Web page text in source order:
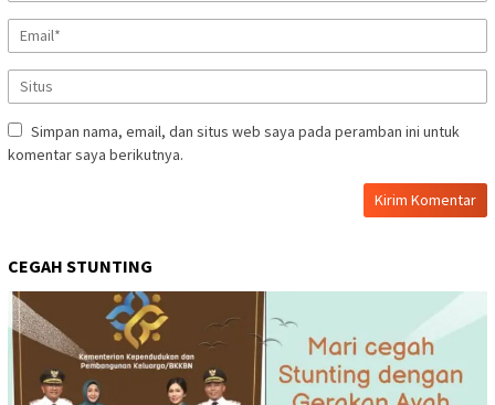
Simpan nama, email, dan situs web saya pada peramban ini untuk
komentar saya berikutnya.
CEGAH STUNTING